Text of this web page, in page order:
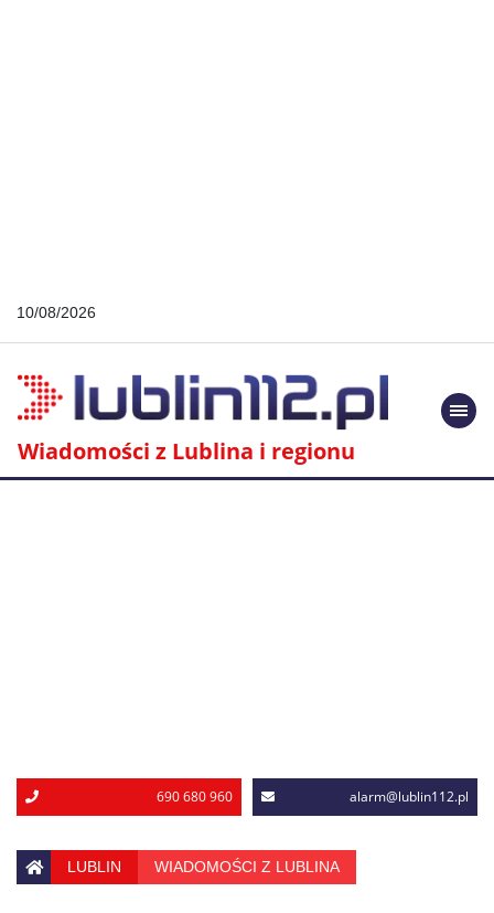
10/08/2026
Wiadomości z Lublina i regionu
690 680 960 alarm@lublin112.pl
LUBLIN WIADOMOŚCI Z LUBLINA